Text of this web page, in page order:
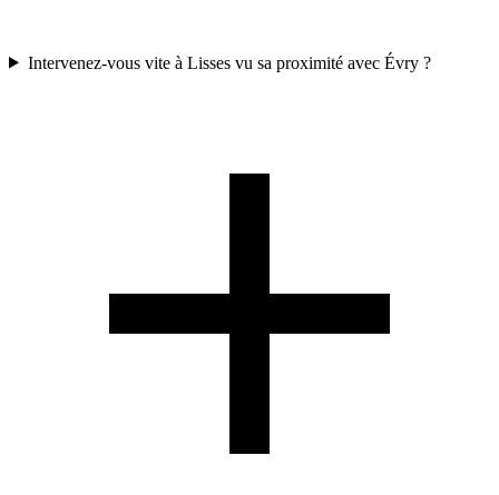
Intervenez-vous vite à Lisses vu sa proximité avec Évry ?